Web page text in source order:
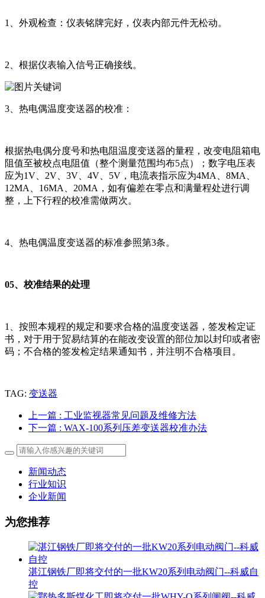
1、外观检查：仪表铭牌完好，仪表内部元件无松动。
2、根据仪表输入信号正确接线。
3、热电偶温度变送器的校准：
根据热电偶分度号和热电阻温度变送器的量程，改变电阻箱电
阻值至被校点电阻值（整个测量范围均布5点）；数字电压表
应为1V、2V、3V、4V、5V，电流表指示应为4MA、8MA、
12MA、16MA、20MA，如有偏差在零点和满量程处进行调
整，上下行程的校准需做两次。
4、热电偶温度变送器的标准参照第3条。
05、 校准结果的处理
1、按照本规程的规定和要求合格的温度变送器，签发检定证
书，对于用于贸易结算的在能改变设置的部位加以封印或者密
码；不合格的签发检定结果通知书，并注明不合格项目。
TAG: 变送器
上一篇 : 工业监视器常见问题及维修方法
下一篇 : WAX-100系列压差变送器校准办法
新闻动态
行业知识
企业新闻
为您推荐
湛江钢铁厂即将交付的一批KW20系列电动阀门--科威自
控